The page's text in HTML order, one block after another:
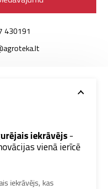
430191
iekrāvējs-
vienā ierīcē
iekrāvējs, kas